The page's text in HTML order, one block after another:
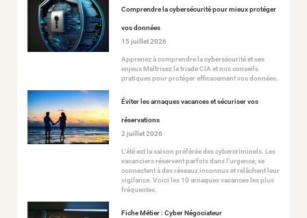
Comprendre la cybersécurité pour mieux protéger
vos données
15 juillet 2026
Apprenez à comprendre la cybersécurité et ses
enjeux Maîtrisez la triade CIA et nos conseils
pratiques pour protéger efficacement vos données.
Éviter les arnaques vacances et sécuriser vos
réservations
2 juillet 2026
L’été est la saison préférée des cybercriminels. Les
vacanciers réservent parfois dans l’urgence, se
connectent à des réseaux inconnus et relâchent leur
vigilance. Voici les 10 arnaques vacances les plus
fréquentes.
Fiche Métier : Cyber Négociateur